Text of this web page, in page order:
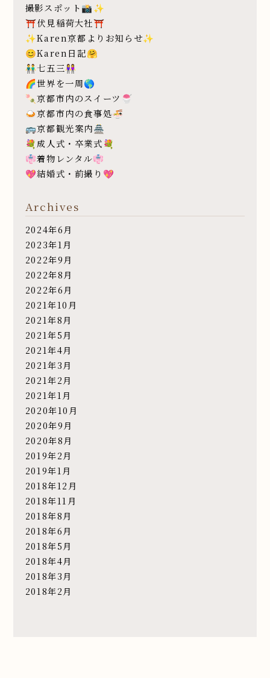
撮影スポット📸✨
⛩伏見稲荷大社⛩
✨Karen京都よりお知らせ✨
😊Karen日記🤗
👬七五三👭
🌈世界を一周🌎
🍡京都市内のスイーツ🍧
🍛京都市内の食事処🍜
🚌京都観光案内🏯
💐成人式・卒業式💐
👘着物レンタル👘
💖結婚式・前撮り💖
Archives
2024年6月
2023年1月
2022年9月
2022年8月
2022年6月
2021年10月
2021年8月
2021年5月
2021年4月
2021年3月
2021年2月
2021年1月
2020年10月
2020年9月
2020年8月
2019年2月
2019年1月
2018年12月
2018年11月
2018年8月
2018年6月
2018年5月
2018年4月
2018年3月
2018年2月